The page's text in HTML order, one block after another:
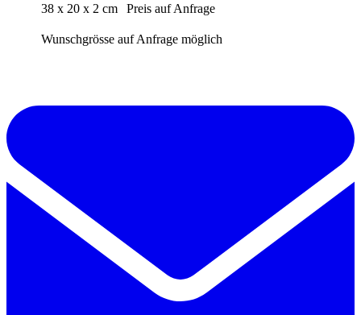
38 x 20 x 2 cm Preis auf Anfrage
Wunschgrösse auf Anfrage möglich